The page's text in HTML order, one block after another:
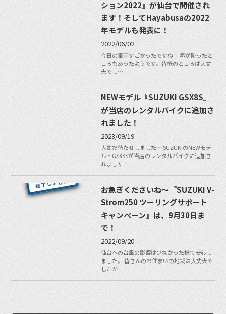
ション2022』が仙台で開催され
ます！そしてHayabusaの2022
年モデルも発表に！
2022/06/02
今日の雷雨すごかったですね！ 雹が降ったと
ころもあったようです。皆様のところは大丈
夫でし…
NEWモデル『SUZUKI GSX8S』
が当店のレンタルバイクに追加さ
れました！
2023/09/19
大変お待たせしました〜 SUZUKIのNEWモデ
ル・GSX8Sが当店のレンタルバイクに追加さ
れました！ …
お急ぎくださいね〜『SUZUKI V-
Strom250 ツーリングサポート
キャンペーン』は、9月30日ま
で！
2022/09/20
仙台への台風の影響は少なかった様で安心し
ました。 皆さんのお住まいの地域は大丈夫で
したか…